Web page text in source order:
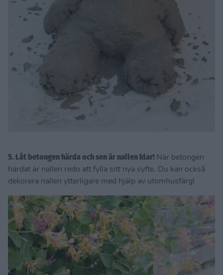
5. Låt betongen härda och sen är nallen klar! När betongen
härdat är nallen redo att fylla sitt nya syfte. Du kan också
dekorera nallen ytterligare med hjälp av utomhusfärg!